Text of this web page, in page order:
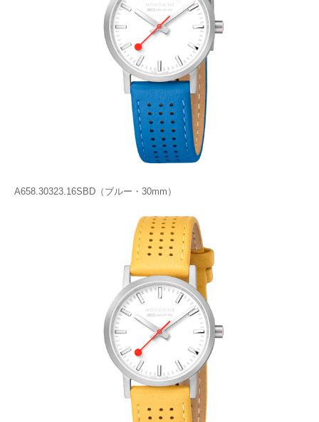
A658.30323.16SBD（ブルー・30mm）